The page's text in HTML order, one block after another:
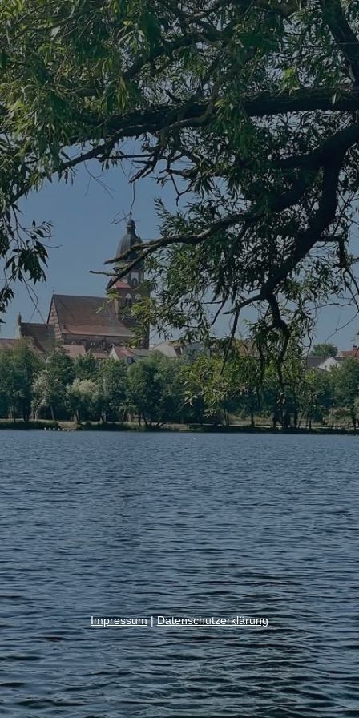
Impressum|Datenschutzerklärung